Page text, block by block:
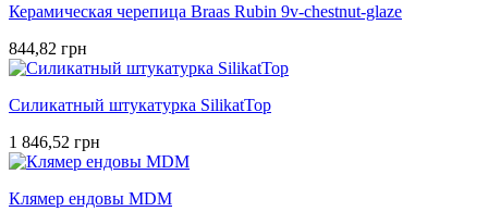
Керамическая черепица Braas Rubin 9v-chestnut-glaze
844,82 грн
Силикатный штукатурка SilikatTop
1 846,52 грн
Клямер ендовы MDM